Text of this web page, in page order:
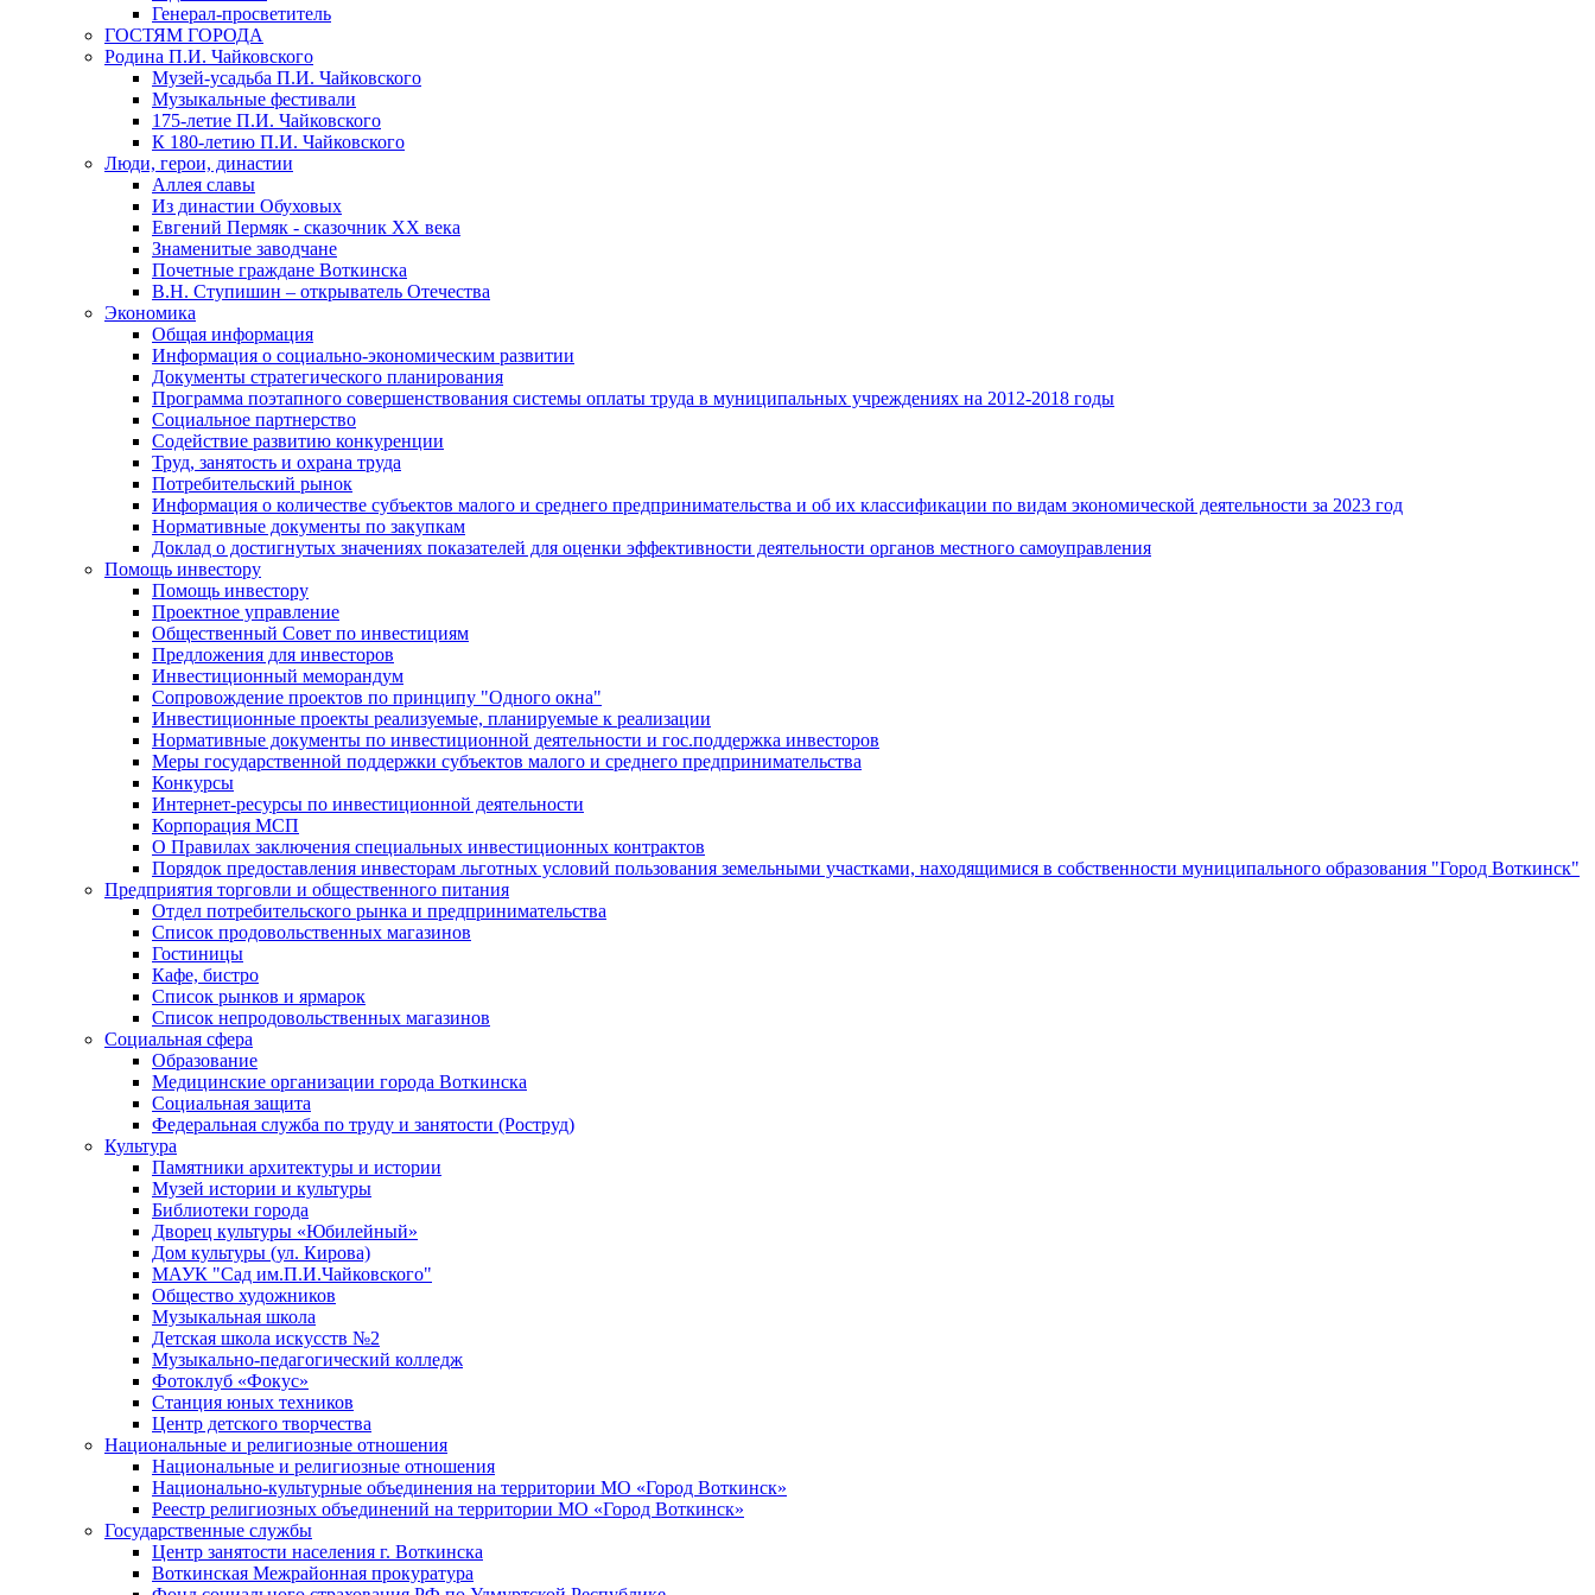
Генерал-просветитель
ГОСТЯМ ГОРОДА
Родина П.И. Чайковского
Музей-усадьба П.И. Чайковского
Музыкальные фестивали
175-летие П.И. Чайковского
К 180-летию П.И. Чайковского
Люди, герои, династии
Аллея славы
Из династии Обуховых
Евгений Пермяк - сказочник XX века
Знаменитые заводчане
Почетные граждане Воткинска
В.Н. Ступишин – открыватель Отечества
Экономика
Общая информация
Информация о социально-экономическим развитии
Документы стратегического планирования
Программа поэтапного совершенствования системы оплаты труда в муниципальных учреждениях на 2012-2018 годы
Социальное партнерство
Содействие развитию конкуренции
Труд, занятость и охрана труда
Потребительский рынок
Информация о количестве субъектов малого и среднего предпринимательства и об их классификации по видам экономической деятельности за 2023 год
Нормативные документы по закупкам
Доклад о достигнутых значениях показателей для оценки эффективности деятельности органов местного самоуправления
Помощь инвестору
Помощь инвестору
Проектное управление
Общественный Совет по инвестициям
Предложения для инвесторов
Инвестиционный меморандум
Сопровождение проектов по принципу "Oдного окна"
Инвестиционные проекты реализуемые, планируемые к реализации
Нормативные документы по инвестиционной деятельности и гос.поддержка инвесторов
Меры государственной поддержки субъектов малого и среднего предпринимательства
Конкурсы
Интернет-ресурсы по инвестиционной деятельности
Корпорация МСП
О Правилах заключения специальных инвестиционных контрактов
Порядок предоставления инвесторам льготных условий пользования земельными участками, находящимися в собственности муниципального образования "Город Воткинск"
Предприятия торговли и общественного питания
Отдел потребительского рынка и предпринимательства
Список продовольственных магазинов
Гостиницы
Кафе, бистро
Cписок рынков и ярмарок
Список непродовольственных магазинов
Социальная сфера
Образование
Медицинские организации города Воткинска
Социальная защита
Федеральная служба по труду и занятости (Роструд)
Культура
Памятники архитектуры и истории
Музей истории и культуры
Библиотеки города
Дворец культуры «Юбилейный»
Дом культуры (ул. Кирова)
МАУК "Сад им.П.И.Чайковского"
Общество художников
Музыкальная школа
Детская школа искусств №2
Музыкально-педагогический колледж
Фотоклуб «Фокус»
Станция юных техников
Центр детского творчества
Национальные и религиозные отношения
Национальные и религиозные отношения
Национально-культурные объединения на территории МО «Город Воткинск»
Реестр религиозных объединений на территории МО «Город Воткинск»
Государственные службы
Центр занятости населения г. Воткинска
Воткинская Межрайонная прокуратура